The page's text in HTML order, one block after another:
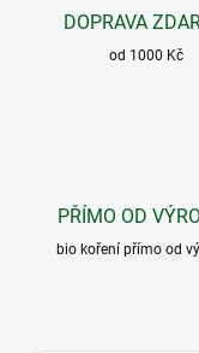
DOPRAVA
od 1000 Kč
PŘÍMO OD
bio koření přímo od